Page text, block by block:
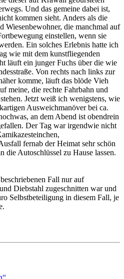
Und das gemeine dabei ist,
kommen sieht. Anders als die
Wiesenbewohner, die manchmal auf
einstellen, wenn sie
Ein solches Erlebnis hatte ich
wie mit dem kunstfliegenden
läuft ein junger Fuchs über die wie
Von rechts nach links zur
komme, läuft das blöde Vieh
meine, die rechte Fahrbahn und
Jetzt weiß ich wenigstens, wie
Ausweichmanöver bei ca.
an dem Abend ist obendrein
Der Tag war irgendwie nicht
fernab der Heimat sehr schön
die Autoschlüssel zu Hause lassen.
Fall nur auf
Diebstahl zugeschnitten war und
Selbstbeteiligung in diesem Fall, je